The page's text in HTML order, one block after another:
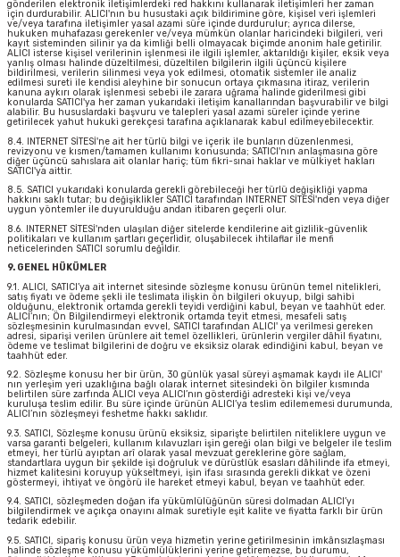
gönderilen elektronik iletişimlerdeki red hakkını kullanarak iletişimleri her zaman
için durdurabilir. ALICI'nın bu husustaki açık bildirimine göre, kişisel veri işlemleri
ve/veya tarafına iletişimler yasal azami süre içinde durdurulur; ayrıca dilerse,
hukuken muhafazası gerekenler ve/veya mümkün olanlar haricindeki bilgileri, veri
kayıt sisteminden silinir ya da kimliği belli olmayacak biçimde anonim hale getirilir.
ALICI isterse kişisel verilerinin işlenmesi ile ilgili işlemler, aktarıldığı kişiler, eksik veya
yanlış olması halinde düzeltilmesi, düzeltilen bilgilerin ilgili üçüncü kişilere
bildirilmesi, verilerin silinmesi veya yok edilmesi, otomatik sistemler ile analiz
edilmesi sureti ile kendisi aleyhine bir sonucun ortaya çıkmasına itiraz, verilerin
kanuna aykırı olarak işlenmesi sebebi ile zarara uğrama halinde giderilmesi gibi
konularda SATICI'ya her zaman yukarıdaki iletişim kanallarından başvurabilir ve bilgi
alabilir. Bu hususlardaki başvuru ve talepleri yasal azami süreler içinde yerine
getirilecek yahut hukuki gerekçesi tarafına açıklanarak kabul edilmeyebilecektir.
8.4. INTERNET SİTESİ'ne ait her türlü bilgi ve içerik ile bunların düzenlenmesi,
revizyonu ve kısmen/tamamen kullanımı konusunda; SATICI'nın anlaşmasına göre
diğer üçüncü sahıslara ait olanlar hariç; tüm fikri-sınai haklar ve mülkiyet hakları
SATICI'ya aittir.
8.5. SATICI yukarıdaki konularda gerekli görebileceği her türlü değişikliği yapma
hakkını saklı tutar; bu değişiklikler SATICI tarafından INTERNET SİTESİ'nden veya diğer
uygun yöntemler ile duyurulduğu andan itibaren geçerli olur.
8.6. INTERNET SİTESİ'nden ulaşılan diğer sitelerde kendilerine ait gizlilik-güvenlik
politikaları ve kullanım şartları geçerlidir, oluşabilecek ihtilaflar ile menfi
neticelerinden SATICI sorumlu değildir.
9. GENEL HÜKÜMLER
9.1. ALICI, SATICI’ya ait internet sitesinde sözleşme konusu ürünün temel nitelikleri,
satış fiyatı ve ödeme şekli ile teslimata ilişkin ön bilgileri okuyup, bilgi sahibi
olduğunu, elektronik ortamda gerekli teyidi verdiğini kabul, beyan ve taahhüt eder.
ALICI’nın; Ön Bilgilendirmeyi elektronik ortamda teyit etmesi, mesafeli satış
sözleşmesinin kurulmasından evvel, SATICI tarafından ALICI' ya verilmesi gereken
adresi, siparişi verilen ürünlere ait temel özellikleri, ürünlerin vergiler dâhil fiyatını,
ödeme ve teslimat bilgilerini de doğru ve eksiksiz olarak edindiğini kabul, beyan ve
taahhüt eder.
9.2. Sözleşme konusu her bir ürün, 30 günlük yasal süreyi aşmamak kaydı ile ALICI'
nın yerleşim yeri uzaklığına bağlı olarak internet sitesindeki ön bilgiler kısmında
belirtilen süre zarfında ALICI veya ALICI’nın gösterdiği adresteki kişi ve/veya
kuruluşa teslim edilir. Bu süre içinde ürünün ALICI’ya teslim edilememesi durumunda,
ALICI’nın sözleşmeyi feshetme hakkı saklıdır.
9.3. SATICI, Sözleşme konusu ürünü eksiksiz, siparişte belirtilen niteliklere uygun ve
varsa garanti belgeleri, kullanım kılavuzları işin gereği olan bilgi ve belgeler ile teslim
etmeyi, her türlü ayıptan arî olarak yasal mevzuat gereklerine göre sağlam,
standartlara uygun bir şekilde işi doğruluk ve dürüstlük esasları dâhilinde ifa etmeyi,
hizmet kalitesini koruyup yükseltmeyi, işin ifası sırasında gerekli dikkat ve özeni
göstermeyi, ihtiyat ve öngörü ile hareket etmeyi kabul, beyan ve taahhüt eder.
9.4. SATICI, sözleşmeden doğan ifa yükümlülüğünün süresi dolmadan ALICI’yı
bilgilendirmek ve açıkça onayını almak suretiyle eşit kalite ve fiyatta farklı bir ürün
tedarik edebilir.
9.5. SATICI, sipariş konusu ürün veya hizmetin yerine getirilmesinin imkânsızlaşması
halinde sözleşme konusu yükümlülüklerini yerine getiremezse, bu durumu,